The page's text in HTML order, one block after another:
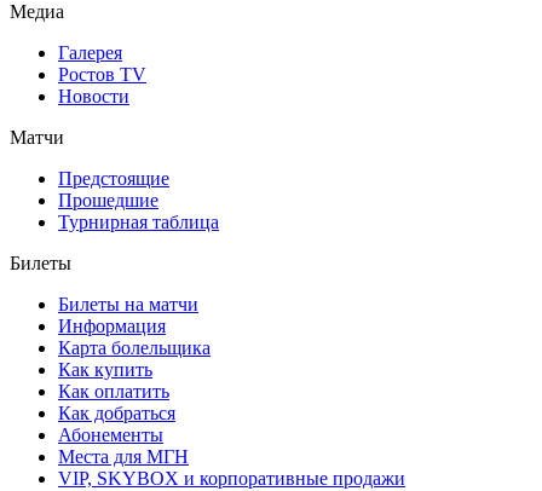
Медиа
Галерея
Ростов TV
Новости
Матчи
Предстоящие
Прошедшие
Турнирная таблица
Билеты
Билеты на матчи
Информация
Карта болельщика
Как купить
Как оплатить
Как добраться
Абонементы
Места для МГН
VIP, SKYBOX и корпоративные продажи